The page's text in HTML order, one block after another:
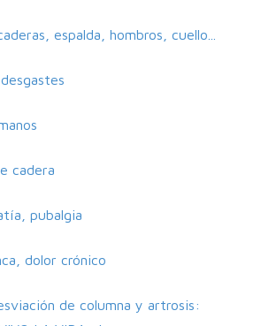
espalda, hombros, cuello...
cadera
pubalgia
dolor crónico
de columna y artrosis: